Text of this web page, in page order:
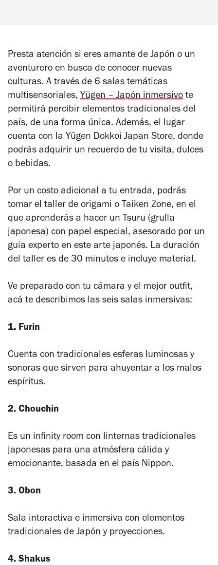
Presta atención si eres amante de Japón o un
aventurero en busca de conocer nuevas
culturas. A través de 6 salas temáticas
multisensoriales, Yūgen – Japón inmersivo te
permitirá percibir elementos tradicionales del
país, de una forma única. Además, el lugar
cuenta con la Yūgen Dokkoi Japan Store, donde
podrás adquirir un recuerdo de tu visita, dulces
o bebidas.
Por un costo adicional a tu entrada, podrás
tomar el taller de origami o Taiken Zone, en el
que aprenderás a hacer un Tsuru (grulla
japonesa) con papel especial, asesorado por un
guía experto en este arte japonés. La duración
del taller es de 30 minutos e incluye material.
Ve preparado con tu cámara y el mejor outfit,
acá te describimos las seis salas inmersivas:
1. Furin
Cuenta con tradicionales esferas luminosas y
sonoras que sirven para ahuyentar a los malos
espíritus.
2. Chouchin
Es un infinity room con linternas tradicionales
japonesas para una atmósfera cálida y
emocionante, basada en el país Nippon.
3. Obon
Sala interactiva e inmersiva con elementos
tradicionales de Japón y proyecciones.
4. Shakus